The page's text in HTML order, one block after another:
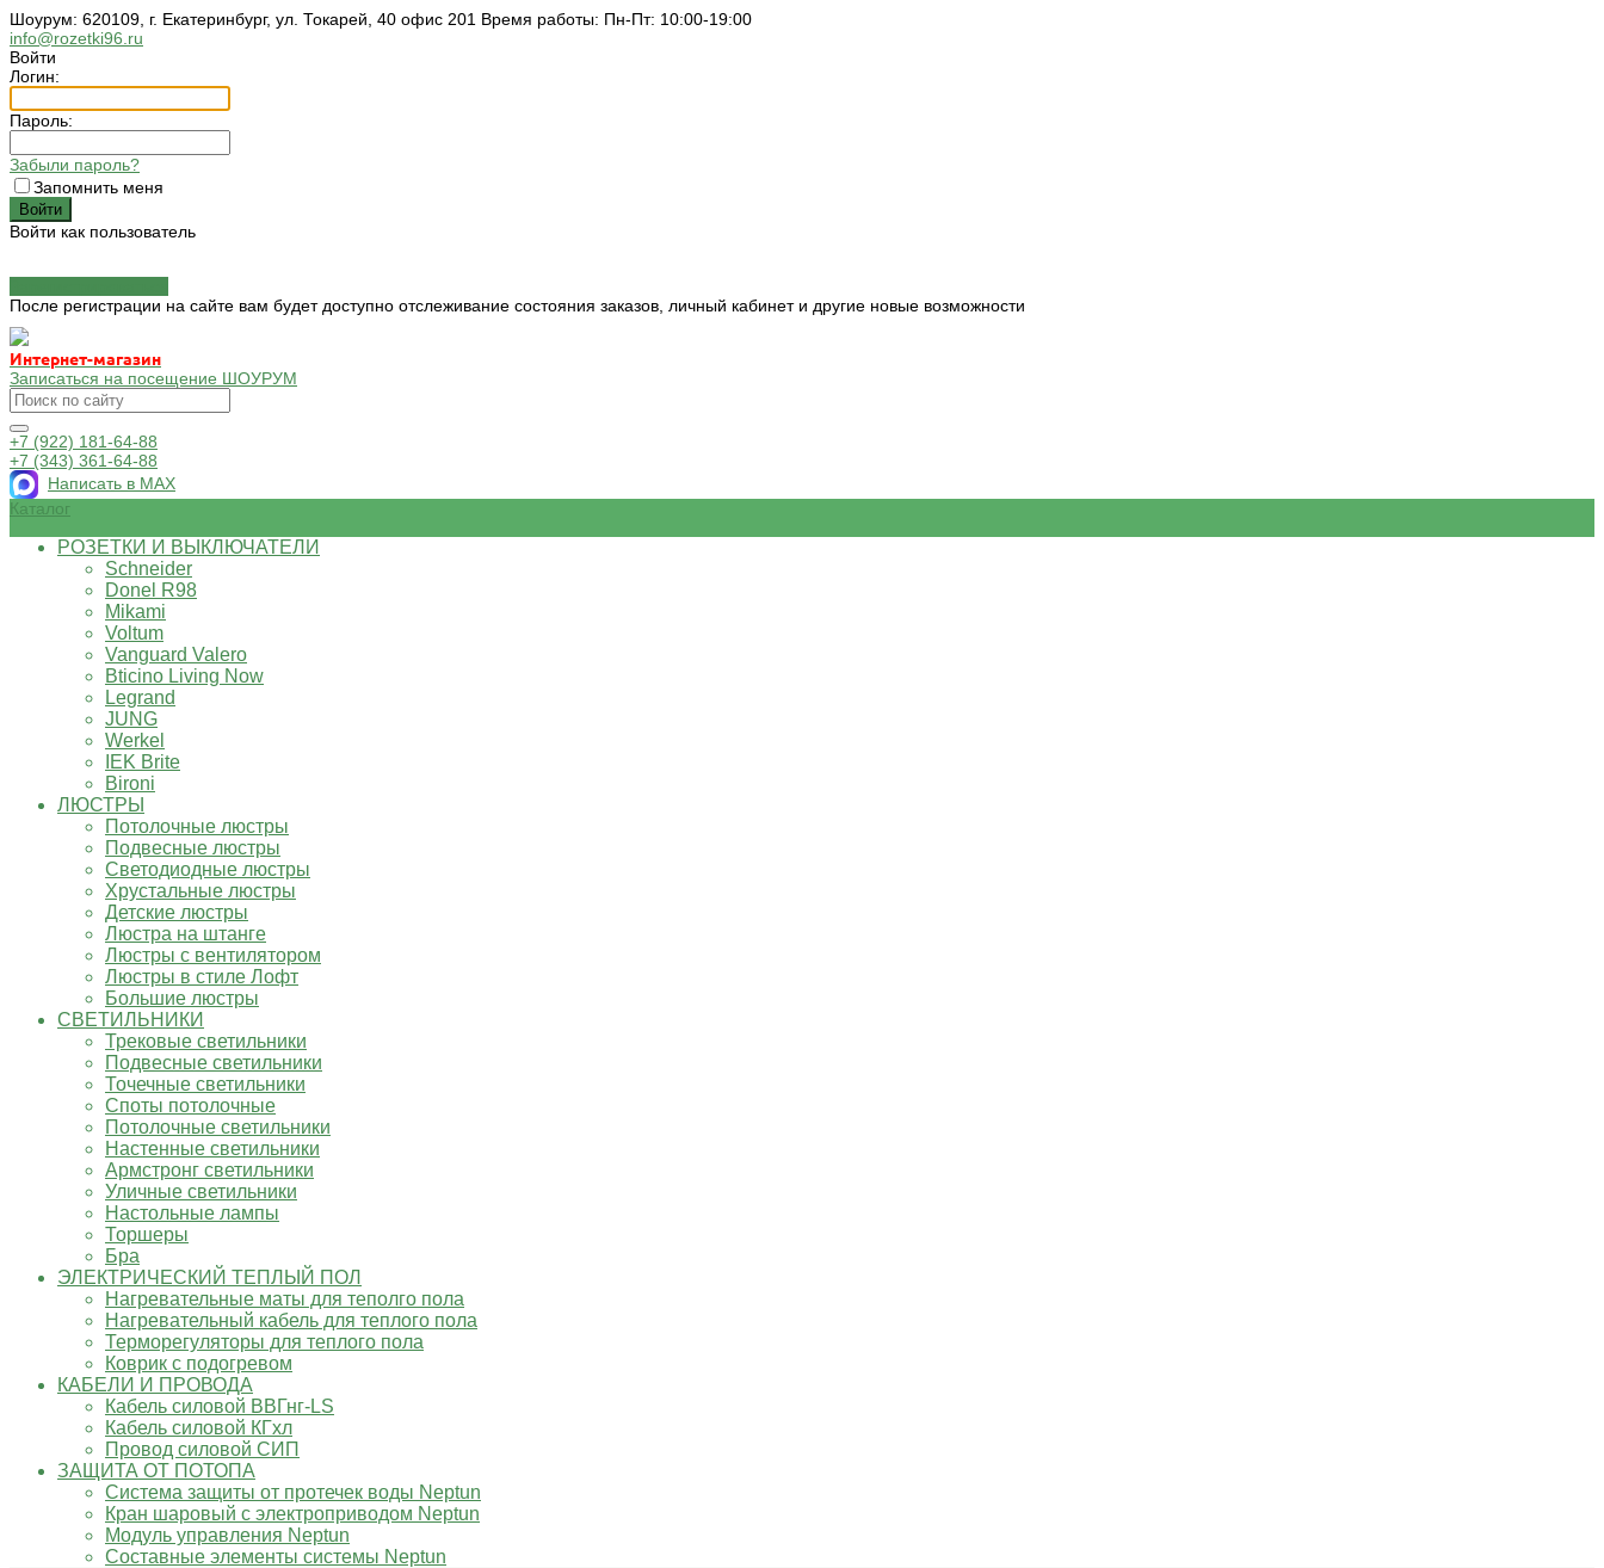
Шоурум: 620109, г. Екатеринбург, ул. Токарей, 40 офис 201 Время работы: Пн-Пт: 10:00-19:00
info@rozetki96.ru
Войти
Логин:
Пароль:
Забыли пароль?
Запомнить меня
Войти как пользователь
После регистрации на сайте вам будет доступно отслеживание состояния заказов, личный кабинет и другие новые возможности
Интернет-магазин
Записаться на посещение ШОУРУМ
+7 (922) 181-64-88
+7 (343) 361-64-88
Написать в MAX
Каталог
РОЗЕТКИ И ВЫКЛЮЧАТЕЛИ
Schneider
Donel R98
Mikami
Voltum
Vanguard Valero
Bticino Living Now
Legrand
JUNG
Werkel
IEK Brite
Bironi
ЛЮСТРЫ
Потолочные люстры
Подвесные люстры
Светодиодные люстры
Хрустальные люстры
Детские люстры
Люстра на штанге
Люстры с вентилятором
Люстры в стиле Лофт
Большие люстры
СВЕТИЛЬНИКИ
Трековые светильники
Подвесные светильники
Точечные светильники
Споты потолочные
Потолочные светильники
Настенные светильники
Армстронг светильники
Уличные светильники
Настольные лампы
Торшеры
Бра
ЭЛЕКТРИЧЕСКИЙ ТЕПЛЫЙ ПОЛ
Нагревательные маты для теполго пола
Нагревательный кабель для теплого пола
Терморегуляторы для теплого пола
Коврик с подогревом
КАБЕЛИ И ПРОВОДА
Кабель силовой ВВГнг-LS
Кабель силовой КГхл
Провод силовой СИП
ЗАЩИТА ОТ ПОТОПА
Система защиты от протечек воды Neptun
Кран шаровый с электроприводом Neptun
Модуль управления Neptun
Составные элементы системы Neptun